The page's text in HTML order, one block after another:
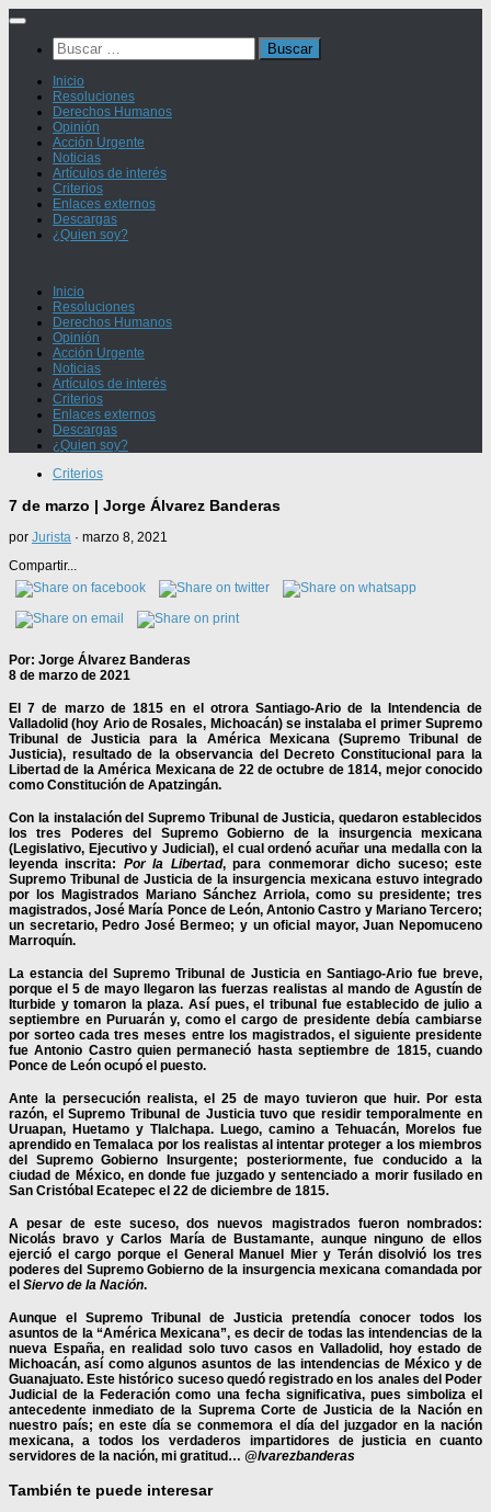
Saltar
contenidoBuscar:
Inicio
Resoluciones
Derechos Humanos
Opinión
Acción Urgente
Noticias
Artículos de interés
Criterios
Enlaces externos
Descargas
¿Quien soy?
Inicio
Resoluciones
Derechos Humanos
Opinión
Acción Urgente
Noticias
Artículos de interés
Criterios
Enlaces externos
Descargas
¿Quien soy?
Criterios
7 de marzo | Jorge Álvarez Banderas
por Jurista · marzo 8, 2021
Compartir...
Por: Jorge Álvarez Banderas
8 de marzo de 2021
El 7 de marzo de 1815 en el otrora Santiago-Ario de la Intendencia de
Valladolid (hoy Ario de Rosales, Michoacán) se instalaba el primer Supremo
Tribunal de Justicia para la América Mexicana (Supremo Tribunal de
Justicia), resultado de la observancia del Decreto Constitucional para la
Libertad de la América Mexicana de 22 de octubre de 1814, mejor conocido
como Constitución de Apatzingán.
Con la instalación del Supremo Tribunal de Justicia, quedaron establecidos
los tres Poderes del Supremo Gobierno de la insurgencia mexicana
(Legislativo, Ejecutivo y Judicial), el cual ordenó acuñar una medalla con la
leyenda inscrita: Por la Libertad, para conmemorar dicho suceso; este
Supremo Tribunal de Justicia de la insurgencia mexicana estuvo integrado
por los Magistrados Mariano Sánchez Arriola, como su presidente; tres
magistrados, José María Ponce de León, Antonio Castro y Mariano Tercero;
un secretario, Pedro José Bermeo; y un oficial mayor, Juan Nepomuceno
Marroquín.
La estancia del Supremo Tribunal de Justicia en Santiago-Ario fue breve,
porque el 5 de mayo llegaron las fuerzas realistas al mando de Agustín de
Iturbide y tomaron la plaza. Así pues, el tribunal fue establecido de julio a
septiembre en Puruarán y, como el cargo de presidente debía cambiarse
por sorteo cada tres meses entre los magistrados, el siguiente presidente
fue Antonio Castro quien permaneció hasta septiembre de 1815, cuando
Ponce de León ocupó el puesto.
Ante la persecución realista, el 25 de mayo tuvieron que huir. Por esta
razón, el Supremo Tribunal de Justicia tuvo que residir temporalmente en
Uruapan, Huetamo y Tlalchapa. Luego, camino a Tehuacán, Morelos fue
aprendido en Temalaca por los realistas al intentar proteger a los miembros
del Supremo Gobierno Insurgente; posteriormente, fue conducido a la
ciudad de México, en donde fue juzgado y sentenciado a morir fusilado en
San Cristóbal Ecatepec el 22 de diciembre de 1815.
A pesar de este suceso, dos nuevos magistrados fueron nombrados:
Nicolás bravo y Carlos María de Bustamante, aunque ninguno de ellos
ejerció el cargo porque el General Manuel Mier y Terán disolvió los tres
poderes del Supremo Gobierno de la insurgencia mexicana comandada por
el Siervo de la Nación.
Aunque el Supremo Tribunal de Justicia pretendía conocer todos los
asuntos de la “América Mexicana”, es decir de todas las intendencias de la
nueva España, en realidad solo tuvo casos en Valladolid, hoy estado de
Michoacán, así como algunos asuntos de las intendencias de México y de
Guanajuato. Este histórico suceso quedó registrado en los anales del Poder
Judicial de la Federación como una fecha significativa, pues simboliza el
antecedente inmediato de la Suprema Corte de Justicia de la Nación en
nuestro país; en este día se conmemora el día del juzgador en la nación
mexicana, a todos los verdaderos impartidores de justicia en cuanto
servidores de la nación, mi gratitud… @lvarezbanderas
También te puede interesar